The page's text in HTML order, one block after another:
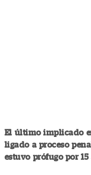
El último implicado
ligado a proceso
estuvo prófugo por 15